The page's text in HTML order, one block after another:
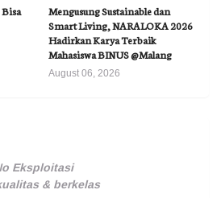
Mengusung Sustainable dan
Smart Living, NARALOKA 2026
Hadirkan Karya Terbaik
Mahasiswa BINUS @Malang
August 06, 2026
Eksploitasi
& berkelas